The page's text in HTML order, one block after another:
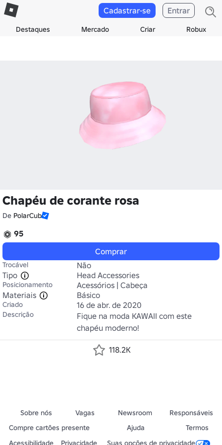
Destaques Mercado Criar Robux
Cadastrar-se Entrar
Chapéu de corante rosa
De PolarCub
95
Comprar
Trocável
Não
Tipo
Head Accessories
Posicionamento
Acessórios | Cabeça
Materiais
Básico
Criado 16 de abr. de 2020
Descrição
Fique na moda KAWAII com este
chapéu moderno!
118.2K
Sobre nós Vagas Newsroom
Responsáveis
Compre cartões presente
Ajuda
Termos
Acessibilidade
Privacidade Suas opções de privacidade